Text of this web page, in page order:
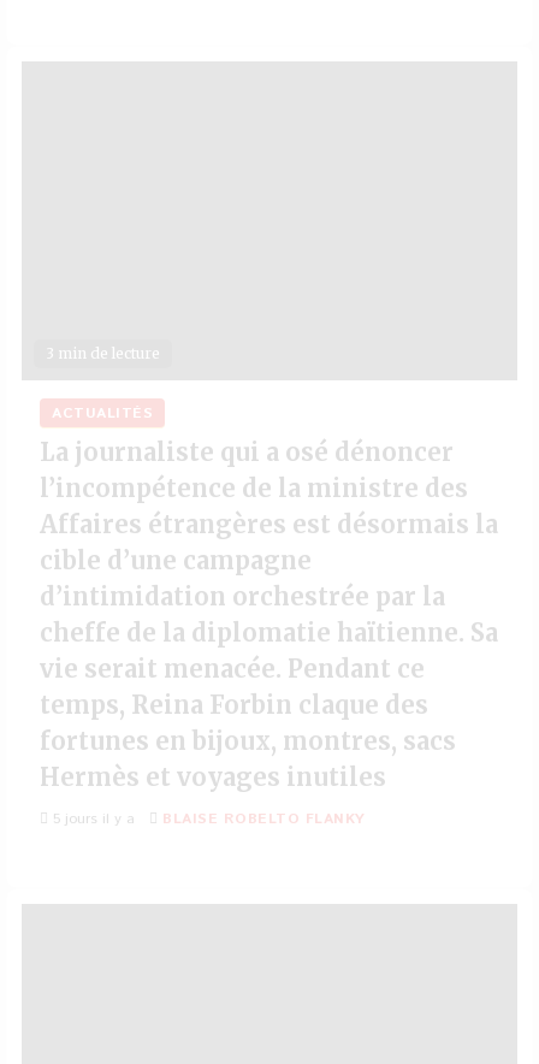
3 min de lecture
ACTUALITÉS
La journaliste qui a osé dénoncer
l’incompétence de la ministre des
Affaires étrangères est désormais la
cible d’une campagne
d’intimidation orchestrée par la
cheffe de la diplomatie haïtienne. Sa
vie serait menacée. Pendant ce
temps, Reina Forbin claque des
fortunes en bijoux, montres, sacs
Hermès et voyages inutiles
5 jours il y a BLAISE ROBELTO FLANKY